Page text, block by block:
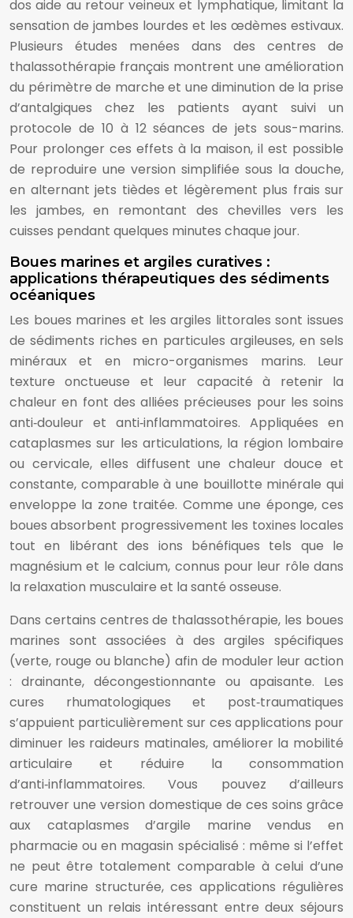
dos aide au retour veineux et lymphatique, limitant la
sensation de jambes lourdes et les œdèmes estivaux.
Plusieurs études menées dans des centres de
thalassothérapie français montrent une amélioration
du périmètre de marche et une diminution de la prise
d’antalgiques chez les patients ayant suivi un
protocole de 10 à 12 séances de jets sous-marins.
Pour prolonger ces effets à la maison, il est possible
de reproduire une version simplifiée sous la douche,
en alternant jets tièdes et légèrement plus frais sur
les jambes, en remontant des chevilles vers les
cuisses pendant quelques minutes chaque jour.
Boues marines et argiles curatives :
applications thérapeutiques des sédiments
océaniques
Les boues marines et les argiles littorales sont issues
de sédiments riches en particules argileuses, en sels
minéraux et en micro-organismes marins. Leur
texture onctueuse et leur capacité à retenir la
chaleur en font des alliées précieuses pour les soins
anti‑douleur et anti‑inflammatoires. Appliquées en
cataplasmes sur les articulations, la région lombaire
ou cervicale, elles diffusent une chaleur douce et
constante, comparable à une bouillotte minérale qui
enveloppe la zone traitée. Comme une éponge, ces
boues absorbent progressivement les toxines locales
tout en libérant des ions bénéfiques tels que le
magnésium et le calcium, connus pour leur rôle dans
la relaxation musculaire et la santé osseuse.
Dans certains centres de thalassothérapie, les boues
marines sont associées à des argiles spécifiques
(verte, rouge ou blanche) afin de moduler leur action
: drainante, décongestionnante ou apaisante. Les
cures rhumatologiques et post‑traumatiques
s’appuient particulièrement sur ces applications pour
diminuer les raideurs matinales, améliorer la mobilité
articulaire et réduire la consommation
d’anti‑inflammatoires. Vous pouvez d’ailleurs
retrouver une version domestique de ces soins grâce
aux cataplasmes d’argile marine vendus en
pharmacie ou en magasin spécialisé : même si l’effet
ne peut être totalement comparable à celui d’une
cure marine structurée, ces applications régulières
constituent un relais intéressant entre deux séjours